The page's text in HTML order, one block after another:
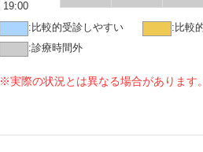
19:00
: 比較的受診しやすい : 比較
:診療時間外
※実際の状況とは異なる場合があります